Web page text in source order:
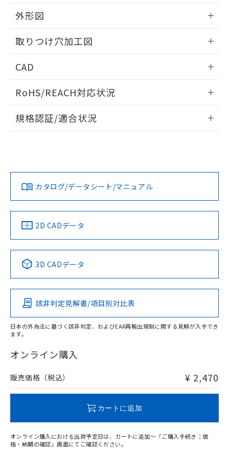
外形図
取りつけ穴加工図
CAD
ドすることができます。
ログイン/会員登録
ダウンロードデータをご利用いただく前に、以下を必ずお読
みください。
ソフトウェアの使用条件
RoHS/REACH対応状況
EU RoHS 注意事項・凡例
対応済み
中国 RoHS 注意事項・凡例
Pb Hg Cd Cr(VI)
O
在庫等で未対応品が混在する可能性があります。
問い合わせください。
規格認証/適合状況
カタログ/データシート/マニュアル
2D CADデータ
3D CADデータ
該非判定見解書/項目別対比表
日本の外為法に基づく該非判定、およびEAR再輸出規制に関する見解が入手でき
ます。
オンライン購入
販売価格（税込） ¥ 2,470
カートに追加
オンライン購入における出荷予定日は、カートに追加～「ご購入手続き：価
格・納期の確認」画面にてご確認ください。
および当社の共同利用者が、当社の製
引・商談に必要な範囲で利用すること
をご了承ください。
※当社の共同利用者とは、
指します。
下記の非含有証明書をダウンロードするこ
とができます。
EU RoHS指令（10物質）の非含有証明書
51物質の非含有証明書（当社基準）
るもので、過去に遡って非含有を証明する
ものではありません。
また、RoHS指令のフタル酸エステル類４
荷製品に未対応品が混在することから備考
欄に対応日を記載しておりました。
す。